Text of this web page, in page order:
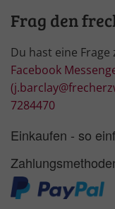
Frag den
Du hast eine
Facebook
7284470
Einkaufen - so